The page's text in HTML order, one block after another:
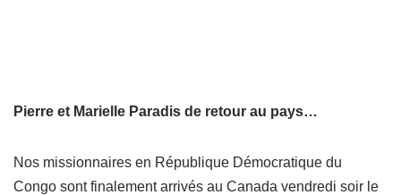
Pierre et Marielle Paradis de retour au pays…
Nos missionnaires en République Démocratique du
Congo sont finalement arrivés au Canada vendredi soir le